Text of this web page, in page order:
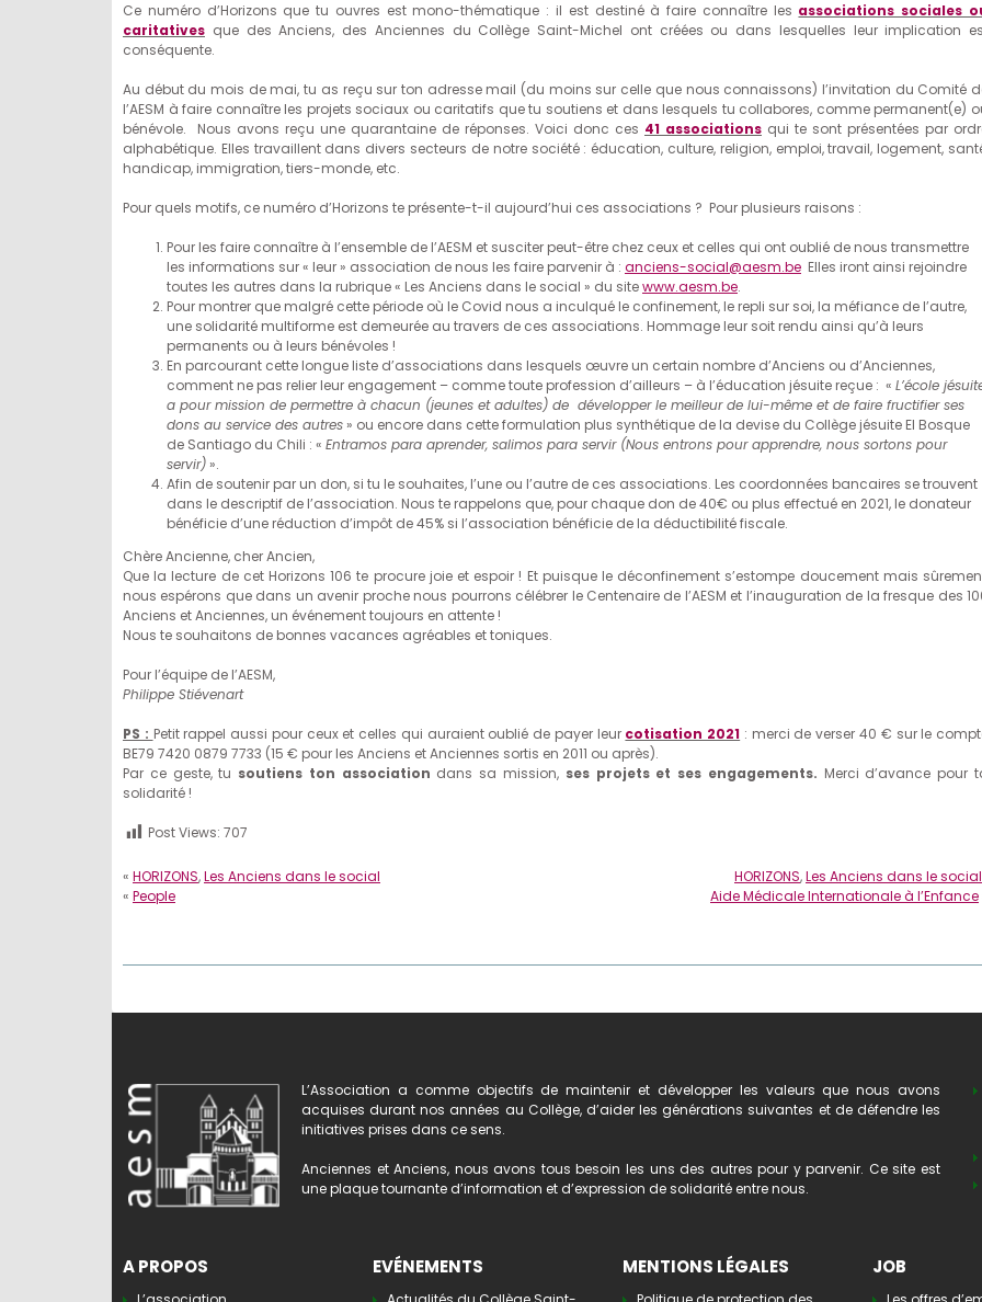
Ce numéro d’Horizons que tu ouvres est mono-thématique : il est destiné à faire connaître les associations sociales
caritatives que des Anciens, des Anciennes du Collège Saint-Michel ont créées ou dans lesquelles leur implication
conséquente.
Au début du mois de mai, tu as reçu sur ton adresse mail (du moins sur celle que nous connaissons) l’invitation du Comité
l’AESM à faire connaître les projets sociaux ou caritatifs que tu soutiens et dans lesquels tu collabores, comme permanent(e)
bénévole. Nous avons reçu une quarantaine de réponses. Voici donc ces 41 associations qui te sont présentées par
alphabétique. Elles travaillent dans divers secteurs de notre société : éducation, culture, religion, emploi, travail, logement,
handicap, immigration, tiers-monde, etc.
Pour quels motifs, ce numéro d’Horizons te présente-t-il aujourd’hui ces associations ? Pour plusieurs raisons :
Pour les faire connaître à l’ensemble de l’AESM et susciter peut-être chez ceux et celles qui ont oublié de nous transmettre
les informations sur « leur » association de nous les faire parvenir à : anciens-social@aesm.be Elles iront ainsi rejoindre
toutes les autres dans la rubrique « Les Anciens dans le social » du sitewww.aesm.be.
Pour montrer que malgré cette période où le Covid nous a inculqué le confinement, le repli sur soi, la méfiance de l’autre,
une solidarité multiforme est demeurée au travers de ces associations. Hommage leur soit rendu ainsi qu’à leurs
permanents ou à leurs bénévoles !
En parcourant cette longue liste d’associations dans lesquels œuvre un certain nombre d’Anciens ou d’Anciennes,
comment ne pas relier leur engagement – comme toute profession d’ailleurs – à l’éducation jésuite reçue : « L’école
a pour mission de permettre à chacun (jeunes et adultes) de développer le meilleur de lui-même et de faire fructifier ses
dons au service des autres » ou encore dans cette formulation plus synthétique de la devise du Collège jésuite El Bosque
de Santiago du Chili : « Entramos para aprender, salimos para servir (Nous entrons pour apprendre, nous sortons pour
servir) ».
Afin de soutenir par un don, si tu le souhaites, l’une ou l’autre de ces associations. Les coordonnées bancaires se trouvent
dans le descriptif de l’association. Nous te rappelons que, pour chaque don de 40€ ou plus effectué en 2021, le donateur
bénéficie d’une réduction d’impôt de 45% si l’association bénéficie de la déductibilité fiscale.
Chère Ancienne, cher Ancien,
Que la lecture de cet Horizons 106 te procure joie et espoir ! Et puisque le déconfinement s’estompe doucement mais
nous espérons que dans un avenir proche nous pourrons célébrer le Centenaire de l’AESM et l’inauguration de la fresque des
Anciens et Anciennes, un événement toujours en attente !
Nous te souhaitons de bonnes vacances agréables et toniques.
Pour l’équipe de l’AESM,
Philippe Stiévenart
PS : Petit rappel aussi pour ceux et celles qui auraient oublié de payer leur cotisation 2021 : merci de verser 40 € sur le
BE79 7420 0879 7733 (15 € pour les Anciens et Anciennes sortis en 2011 ou après).
Par ce geste, tu soutiens ton association dans sa mission, ses projets et ses engagements. Merci d’avance pour
solidarité !
Post Views: 707
« HORIZONS,Les Anciens dans le social
« People
HORIZONS,Les Anciens dans le social
Aide Médicale Internationale à l’Enfance
L’Association a comme objectifs de maintenir et développer les valeurs que nous avons
acquises durant nos années au Collège, d’aider les générations suivantes et de défendre les
initiatives prises dans ce sens.
Anciennes et Anciens, nous avons tous besoin les uns des autres pour y parvenir. Ce site est
une plaque tournante d’information et d’expression de solidarité entre nous.
A PROPOS EVÉNEMENTS MENTIONS LÉGALES JOB